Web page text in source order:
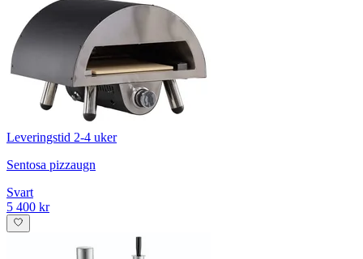
Leveringstid 2-4 uker
Sentosa pizzaugn
Svart
5 400 kr